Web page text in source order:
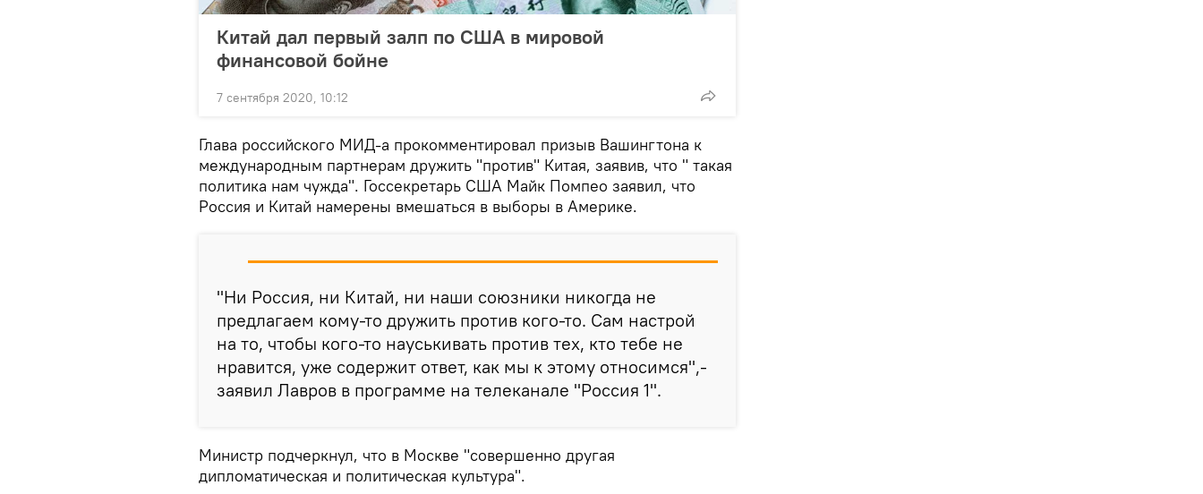
Китай дал первый залп по США в мировой
финансовой бойне
7 сентября 2020, 10:12
Глава российского МИД-а прокомментировал призыв Вашингтона к
международным партнерам дружить "против" Китая, заявив, что " такая
политика нам чужда". Госсекретарь США Майк Помпео заявил, что
Россия и Китай намерены вмешаться в выборы в Америке.
"Ни Россия, ни Китай, ни наши союзники никогда не
предлагаем кому-то дружить против кого-то. Сам настрой
на то, чтобы кого-то науськивать против тех, кто тебе не
нравится, уже содержит ответ, как мы к этому относимся",-
заявил Лавров в программе на телеканале "Россия 1".
Министр подчеркнул, что в Москве "совершенно другая
дипломатическая и политическая культура".